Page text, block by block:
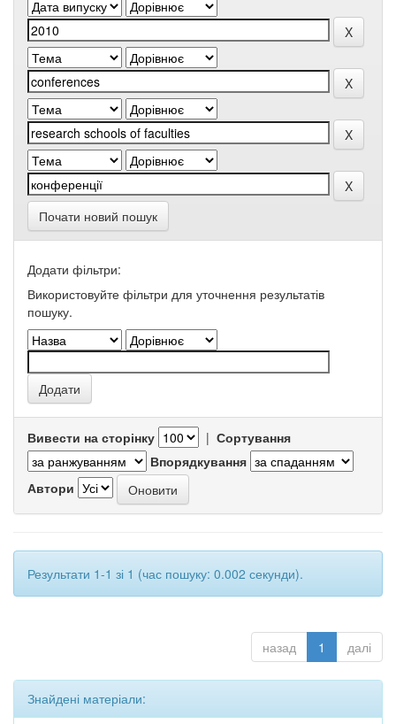
Почати новий пошук
Додати фільтри:
Використовуйте фільтри для уточнення результатів
пошуку.
Вивести на сторінку | Сортування
Впорядкування
Автори
Результати 1-1 зі 1 (час пошуку: 0.002 секунди).
назад 1 далі
Знайдені матеріали: